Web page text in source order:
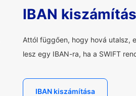
IBAN
Attól függően, hogy hová utalsz,
lesz egy IBAN-ra, ha a SWIFT
IBAN kiszámítása